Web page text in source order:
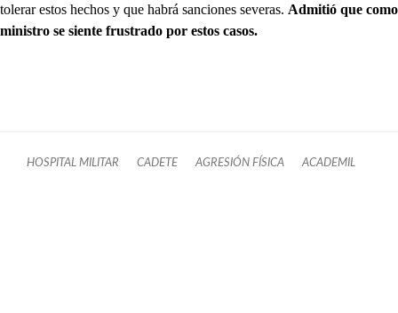
tolerar estos hechos y que habrá sanciones severas. Admitió que como
ministro se siente frustrado por estos casos.
HOSPITAL MILITAR CADETE AGRESIÓN FÍSICA ACADEMIL